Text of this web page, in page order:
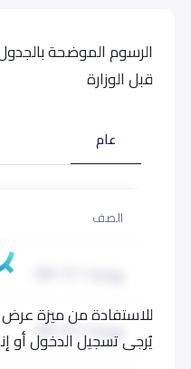
الرسوم الموضحة
قبل الوزارة
للاستفادة من ميزة
يُرجى تسجيل الدخول أو
عام
الصف
روضة 2 (KG 2)